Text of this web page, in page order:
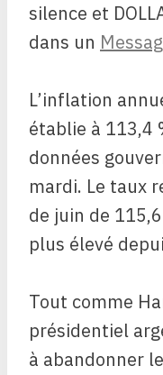
silence et
dans un
L’inflation
établie à 113,4
données
mardi. Le taux
de juin de
plus élevé
Tout comme
présidentiel
à abandonner